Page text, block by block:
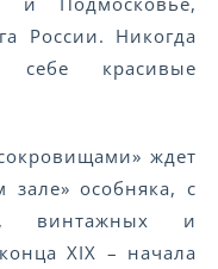
России. Никогда
красивые
ждет
зале» особняка, с
винтажных и
XIX – начала